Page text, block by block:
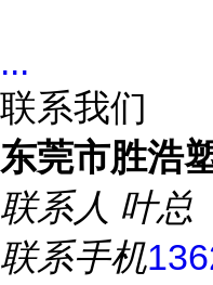
...
联系我们
东莞市胜浩
联系人 叶总
联系手机